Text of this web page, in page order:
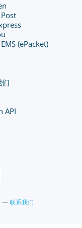
(ePacket)
们
API
—联系我们